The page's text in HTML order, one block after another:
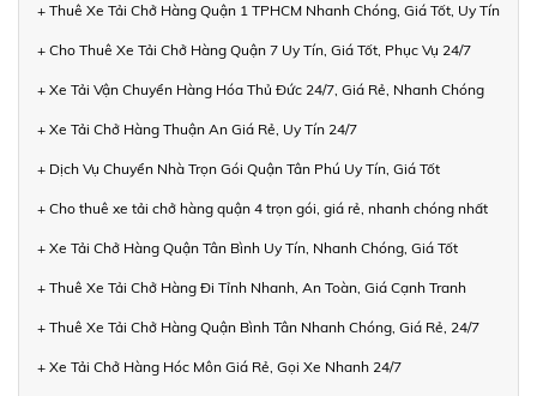
+ Thuê Xe Tải Chở Hàng Quận 1 TPHCM Nhanh Chóng, Giá Tốt, Uy Tín
+ Cho Thuê Xe Tải Chở Hàng Quận 7 Uy Tín, Giá Tốt, Phục Vụ 24/7
+ Xe Tải Vận Chuyển Hàng Hóa Thủ Đức 24/7, Giá Rẻ, Nhanh Chóng
+ Xe Tải Chở Hàng Thuận An Giá Rẻ, Uy Tín 24/7
+ Dịch Vụ Chuyển Nhà Trọn Gói Quận Tân Phú Uy Tín, Giá Tốt
+ Cho thuê xe tải chở hàng quận 4 trọn gói, giá rẻ, nhanh chóng nhất
+ Xe Tải Chở Hàng Quận Tân Bình Uy Tín, Nhanh Chóng, Giá Tốt
+ Thuê Xe Tải Chở Hàng Đi Tỉnh Nhanh, An Toàn, Giá Cạnh Tranh
+ Thuê Xe Tải Chở Hàng Quận Bình Tân Nhanh Chóng, Giá Rẻ, 24/7
+ Xe Tải Chở Hàng Hóc Môn Giá Rẻ, Gọi Xe Nhanh 24/7